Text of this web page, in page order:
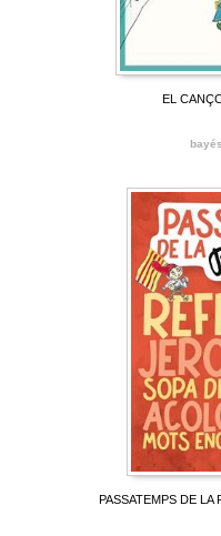
EL
PASSATEMPS DE LA